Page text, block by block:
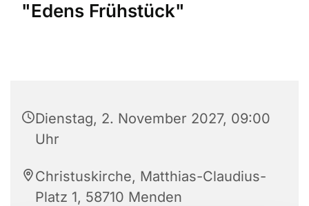
"Edens Frühstück"
Dienstag, 2. November 2027, 09:00
Uhr
Christuskirche, Matthias-Claudius-
Platz 1, 58710 Menden